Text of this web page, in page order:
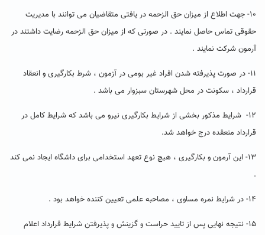
۱۰- جهت اطلاع از میزان حق الزحمه در یافتی متقاضیان می توانند با مدیریت
حقوقی تماس حاصل نمایند . در صورتی که از میزان حق الزحمه رضایت داشتند در
آرمون شرکت نمایند .
۱۱- در صورت پذیرفته شدن افراد غیر بومی در آزمون ، شرط بکارگیری و انعقاد
قرارداد ، سکونت در محل شهرستان سبزوار می باشد .
۱۲- شرایط مذکور بخشی از شرایط بکارگیری نیرو می باشد که شرایط کامل در
قرارداد منعقده درج خواهد شد.
۱۳- این آرمون و بکارگیری ، هیچ نوع تعهد استخدامی برای داشگاه ایجاد نمی کند
.
۱۴- در شرایط نمره مساوی ، مصاحبه علمی تعیین کننده خواهد بود .
۱۵- نتیجه نهایی پس از تایید حراست و گزینش و پذیرفتن شرایط قرارداد اعلام